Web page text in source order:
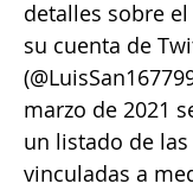
detalles sobre
su cuenta de
marzo de 2021
un listado de
vinculadas a